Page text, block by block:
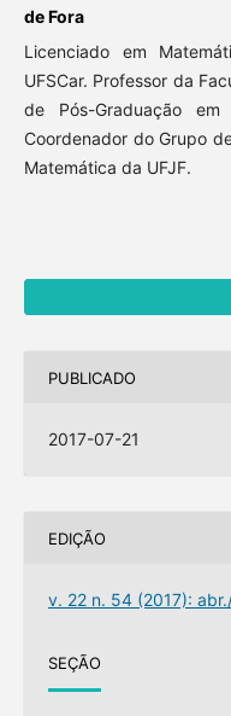
de Fora
Licenciado em
UFSCar. Professor da
de Pós-Graduação
Coordenador do Grupo
Matemática da UFJF.
PUBLICADO
2017-07-21
EDIÇÃO
v. 22 n. 54 (2017):
SEÇÃO